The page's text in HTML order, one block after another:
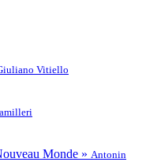
Vitiello
Monde » Antonin